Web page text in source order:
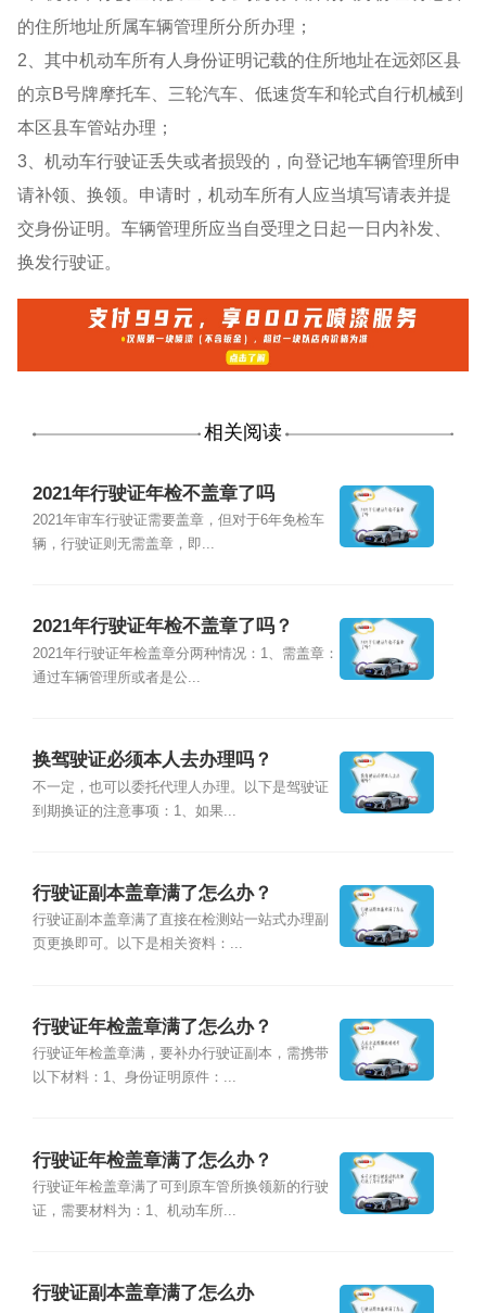
的住所地址所属车辆管理所分所办理；
2、其中机动车所有人身份证明记载的住所地址在远郊区县
的京B号牌摩托车、三轮汽车、低速货车和轮式自行机械到
本区县车管站办理；
3、机动车行驶证丢失或者损毁的，向登记地车辆管理所申
请补领、换领。申请时，机动车所有人应当填写请表并提
交身份证明。车辆管理所应当自受理之日起一日内补发、
换发行驶证。
相关阅读
2021年行驶证年检不盖章了吗
2021年审车行驶证需要盖章，但对于6年免检车
辆，行驶证则无需盖章，即...
2021年行驶证年检不盖章了吗？
2021年行驶证年检盖章分两种情况：1、需盖章：
通过车辆管理所或者是公...
换驾驶证必须本人去办理吗？
不一定，也可以委托代理人办理。以下是驾驶证
到期换证的注意事项：1、如果...
行驶证副本盖章满了怎么办？
行驶证副本盖章满了直接在检测站一站式办理副
页更换即可。以下是相关资料：...
行驶证年检盖章满了怎么办？
行驶证年检盖章满，要补办行驶证副本，需携带
以下材料：1、身份证明原件：...
行驶证年检盖章满了怎么办？
行驶证年检盖章满了可到原车管所换领新的行驶
证，需要材料为：1、机动车所...
行驶证副本盖章满了怎么办